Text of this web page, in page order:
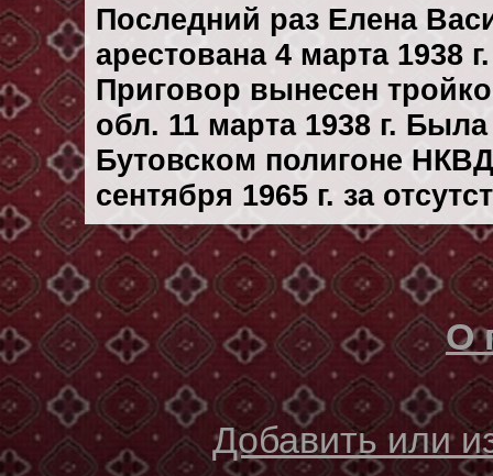
Последний раз Елена
арестована 4 марта 1938 г.
Приговор вынесен
обл. 11 марта 1938 г.
Бутовском полигоне
сентября 1965 г. за
О
Добавить или